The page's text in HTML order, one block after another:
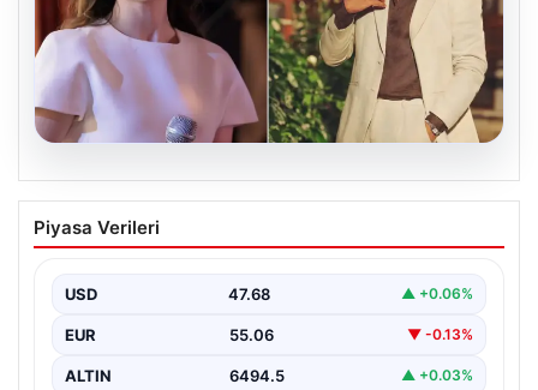
‘Yeraltı’ dizisinde şok olay! Babası suç
duyurusunda bulundu: ‘Kızımla reşit
Piyasa Verileri
USD 47.68 ▲ +0.06%
EUR 55.06 ▼ -0.13%
ALTIN 6494.5 ▲ +0.03%